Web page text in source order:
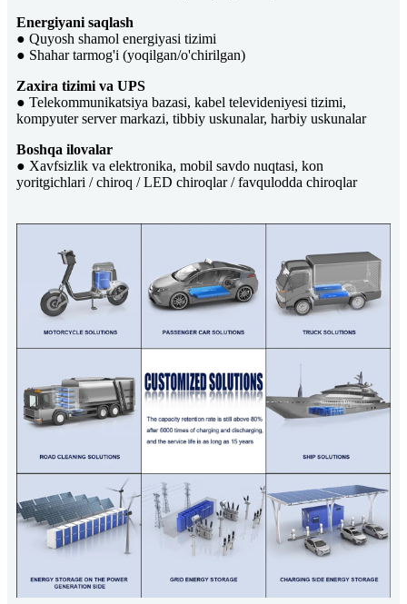
Energiyani saqlash
● Quyosh shamol energiyasi tizimi
● Shahar tarmog'i (yoqilgan/o'chirilgan)
Zaxira tizimi va UPS
● Telekommunikatsiya bazasi, kabel televideniyesi tizimi,
kompyuter server markazi, tibbiy uskunalar, harbiy uskunalar
Boshqa ilovalar
● Xavfsizlik va elektronika, mobil savdo nuqtasi, kon
yoritgichlari / chiroq / LED chiroqlar / favqulodda chiroqlar